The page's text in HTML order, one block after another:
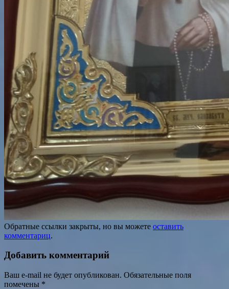
Обратные ссылки закрыты, но вы можете оставить
комментариц.
Добавить комментарий
Ваш e-mail не будет опубликован. Обязательные поля
помечены *